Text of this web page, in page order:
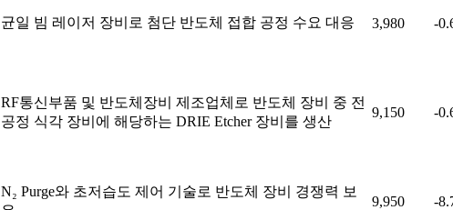
균일 빔 레이저 장비로 첨단 반도체 접합 공정 수요 대응
3,980 -
RF통신부품 및 반도체장비 제조업체로 반도체 장비 중 전
공정 식각 장비에 해당하는 DRIE Etcher 장비를 생산
9,150 -
N₂ Purge와 초저습도 제어 기술로 반도체 장비 경쟁력 보
9,950 -